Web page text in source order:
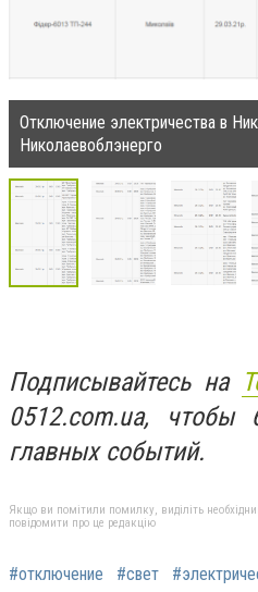
Отключение электричества в
Николаевоблэнерго
Подписывайтесь на
0512.com.ua,
главных событий.
Якщо ви помітили помилку, виділіть
повідомити про це редакцію
#отключение #свет